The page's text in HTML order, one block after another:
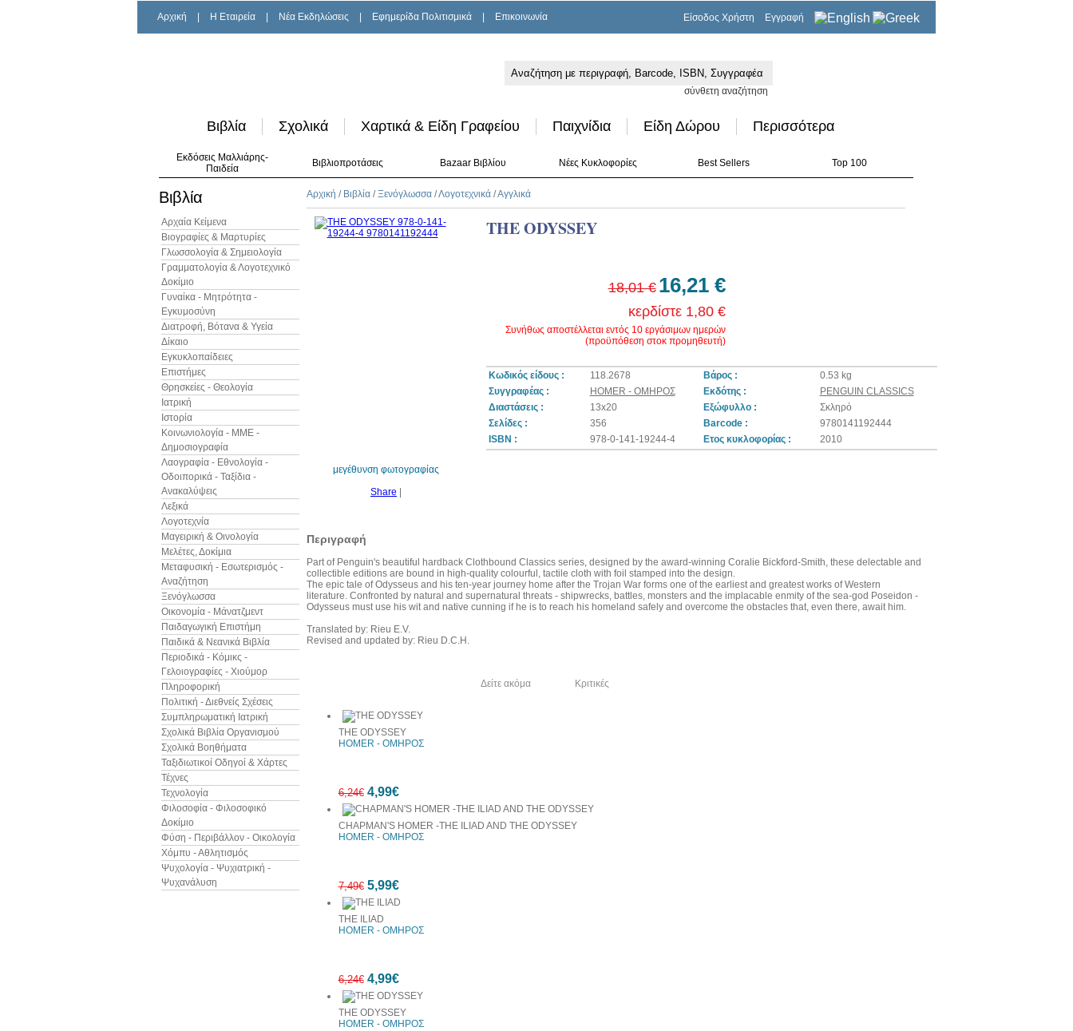
Αρχική H Εταιρεία Νέα Εκδηλώσεις Εφημερίδα Πολιτισμικά Επικοινωνία Είσοδος Χρήστη Εγγραφή
σύνθετη αναζήτηση
Βιβλία Σχολικά Χαρτικά & Είδη Γραφείου Παιχνίδια Είδη Δώρου Περισσότερα
Εκδόσεις Μαλλιάρης-
Παιδεία
Βιβλιοπροτάσεις Bazaar Βιβλίου Νέες Κυκλοφορίες Best Sellers Top 100
Βιβλία
Αρχαία Κείμενα
Βιογραφίες & Μαρτυρίες
Γλωσσολογία & Σημειολογία
Γραμματολογία & Λογοτεχνικό
Δοκίμιο
Γυναίκα - Μητρότητα -
Εγκυμοσύνη
Διατροφή, Βότανα & Υγεία
Δίκαιο
Εγκυκλοπαίδειες
Επιστήμες
Θρησκείες - Θεολογία
Ιατρική
Ιστορία
Κοινωνιολογία - ΜΜΕ -
Δημοσιογραφία
Λαογραφία - Εθνολογία -
Οδοιπορικά - Ταξίδια -
Ανακαλύψεις
Λεξικά
Λογοτεχνία
Μαγειρική & Οινολογία
Μελέτες, Δοκίμια
Μεταφυσική - Εσωτερισμός -
Αναζήτηση
Ξενόγλωσσα
Οικονομία - Μάνατζμεντ
Παιδαγωγική Επιστήμη
Παιδικά & Νεανικά Βιβλία
Περιοδικά - Κόμικς -
Γελοιογραφίες - Χιούμορ
Πληροφορική
Πολιτική - Διεθνείς Σχέσεις
Συμπληρωματική Ιατρική
Σχολικά Βιβλία Οργανισμού
Σχολικά Βοηθήματα
Ταξιδιωτικοί Οδηγοί & Χάρτες
Τέχνες
Τεχνολογία
Φιλοσοφία - Φιλοσοφικό
Δοκίμιο
Φύση - Περιβάλλον - Οικολογία
Χόμπυ - Αθλητισμός
Ψυχολογία - Ψυχιατρική -
Ψυχανάλυση
Αρχική / Βιβλία /Ξενόγλωσσα /Λογοτεχνικά /Αγγλικά
μεγέθυνση φωτογραφίας
Share
THE ODYSSEY
18,01 € 16,21 €
κερδίστε 1,80 €
Συνήθως αποστέλλεται εντός 10 εργάσιμων ημερών
(προϋπόθεση στοκ προμηθευτή)
Κωδικός είδους : 118.2678 Βάρος :
0.53 kg
Συγγραφέας :
HOMER - ΟΜΗΡΟΣ Εκδότης :
PENGUIN CLASSICS
Διαστάσεις :
13x20 Εξώφυλλο :
Σκληρό
Σελίδες :
356 Barcode :
9780141192444
ISBN :
978-0-141-19244-4 Ετος κυκλοφορίας : 2010
Περιγραφή
Part of Penguin's beautiful hardback Clothbound Classics series, designed by the award-winning Coralie Bickford-Smith, these delectable and
collectible editions are bound in high-quality colourful, tactile cloth with foil stamped into the design.
The epic tale of Odysseus and his ten-year journey home after the Trojan War forms one of the earliest and greatest works of Western
literature. Confronted by natural and supernatural threats - shipwrecks, battles, monsters and the implacable enmity of the sea-god Poseidon -
Odysseus must use his wit and native cunning if he is to reach his homeland safely and overcome the obstacles that, even there, await him.
Translated by: Rieu E.V.
Revised and updated by: Rieu D.C.H.
Δείτε ακόμα Κριτικές
THE ODYSSEY
HOMER - ΟΜΗΡΟΣ
6,24€ 4,99€
CHAPMAN'S HOMER -THE ILIAD AND THE ODYSSEY
HOMER - ΟΜΗΡΟΣ
7,49€ 5,99€
THE ILIAD
HOMER - ΟΜΗΡΟΣ
6,24€ 4,99€
THE ODYSSEY
HOMER - ΟΜΗΡΟΣ